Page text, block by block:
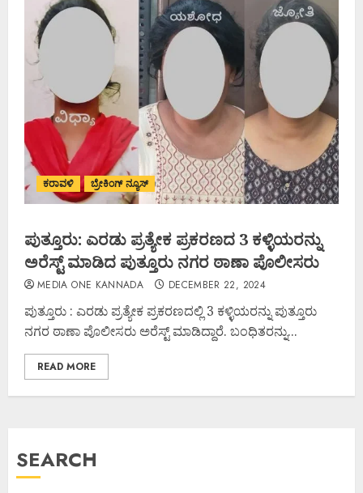
ಕರಾವಳಿ ಬ್ರೇಕಿಂಗ್ ನ್ಯೂಸ್
ಪುತ್ತೂರು: ಎರಡು ಪ್ರತ್ಯೇಕ ಪ್ರಕರಣದ 3 ಕಳ್ಳಿಯರನ್ನು
ಅರೆಸ್ಟ್ ಮಾಡಿದ ಪುತ್ತೂರು ನಗರ ಠಾಣಾ ಪೊಲೀಸರು
MEDIA ONE KANNADA DECEMBER 22, 2024
ಪುತ್ತೂರು : ಎರಡು ಪ್ರತ್ಯೇಕ ಪ್ರಕರಣದಲ್ಲಿ 3 ಕಳ್ಳಿಯರನ್ನು ಪುತ್ತೂರು
ನಗರ ಠಾಣಾ ಪೊಲೀಸರು ಅರೆಸ್ಟ್ ಮಾಡಿದ್ದಾರೆ. ಬಂಧಿತರನ್ನು...
READ MORE
SEARCH